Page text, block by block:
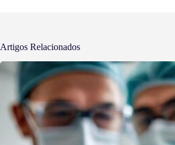
Artigos Relacionados